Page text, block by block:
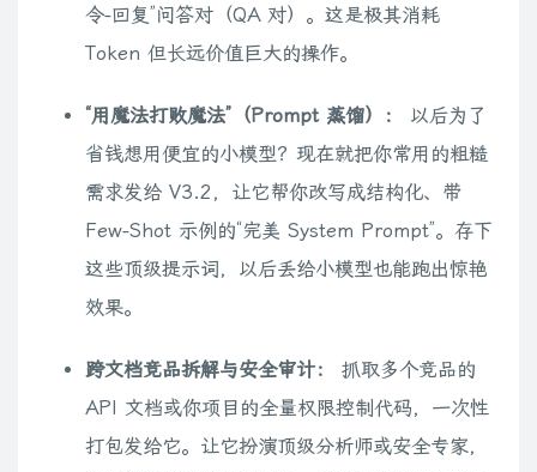
令-回复”问答对（QA 对）。这是极其消耗
Token 但长远价值巨大的操作。
“用魔法打败魔法”（Prompt 蒸馏）：
以后为了
省钱想用便宜的小模型？现在就把你常用的粗糙
需求发给 V3.2，让它帮你改写成结构化、带
Few-Shot 示例的“完美 System Prompt”。存下
这些顶级提示词，以后丢给小模型也能跑出惊艳
效果。
跨文档竞品拆解与安全审计：
抓取多个竞品的
API 文档或你项目的全量权限控制代码，一次性
打包发给它。让它扮演顶级分析师或安全专家，